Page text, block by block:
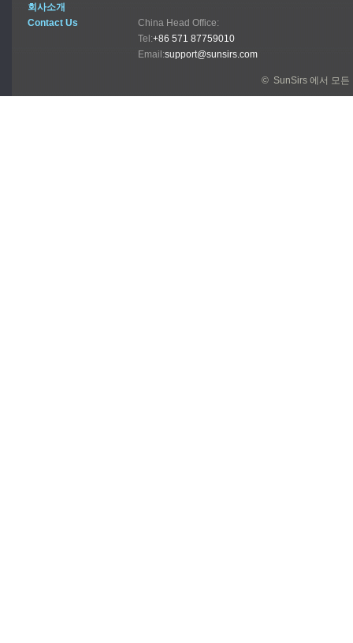
회사소개
Contact Us
China Head Office:
Tel:+86 571 87759010
Email:support@sunsirs.com
© SunSirs 에서 모